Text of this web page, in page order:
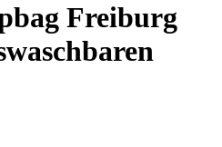
Freiburg